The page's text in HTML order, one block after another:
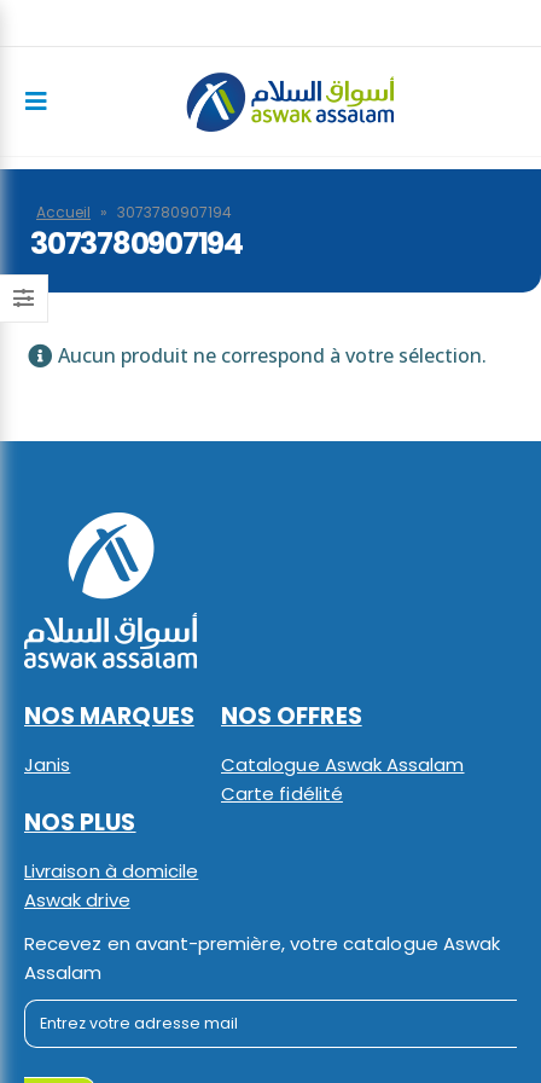
Accueil » 3073780907194
3073780907194
Aucun produit ne correspond à votre sélection.
NOS MARQUES
Janis
NOS OFFRES
Catalogue Aswak Assalam
Carte fidélité
NOS PLUS
Livraison à domicile
Aswak drive
Recevez en avant-première, votre catalogue Aswak
Assalam